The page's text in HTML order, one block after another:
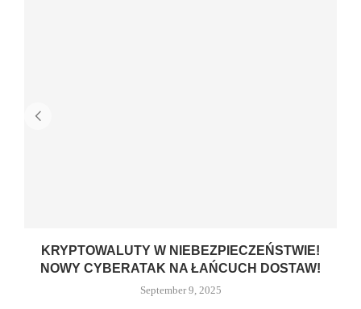
KRYPTOWALUTY W NIEBEZPIECZEŃSTWIE!
NOWY CYBERATAK NA ŁAŃCUCH DOSTAW!
September 9, 2025